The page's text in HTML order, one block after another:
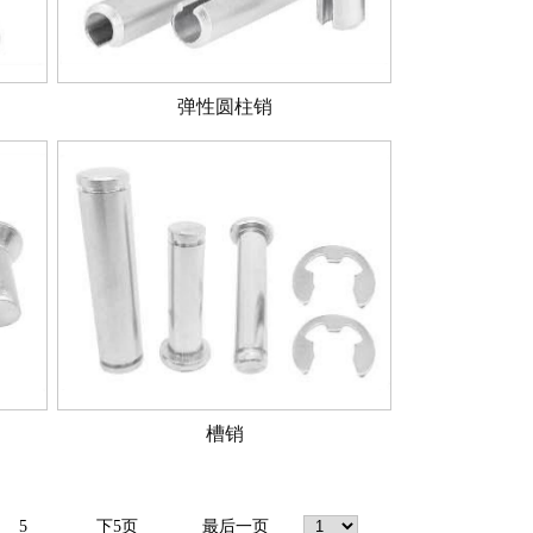
弹性圆柱销
槽销
5 下5页 最后一页